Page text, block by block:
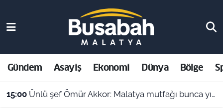
Gündem Asayiş Ekonomi Dünya Bölge
15:00 Ünlü şef Ömür Akkor: Malatya mutfağı bunca yıldır kendini gizlemiş
Asayiş
Ekonomi
Malatya Nöbetçi Eczaneler
Malatya Hava Durumu
Malatya Namaz Vakitleri